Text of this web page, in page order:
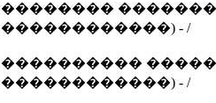
- /
- /